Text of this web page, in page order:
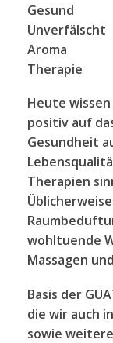
Gesund
Unverfälscht
Aroma
Therapie
Heute
positiv auf
Gesundheit
Therapien
wohltuende
Massagen
Basis der
die wir auch
sowie